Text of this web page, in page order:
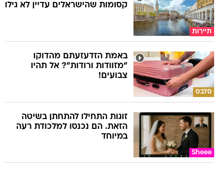
תיירות
קסומות שהישראלים עדיין לא גילו
סלבס
באמת הזדעזעתם מהדוקו
"מזוודות ורודות"? אל תהיו
צבועים!
Sheee
זוגות התחילו להתחתן בשיטה
הזאת. הם נכנסו למלכודת רעה
במיוחד